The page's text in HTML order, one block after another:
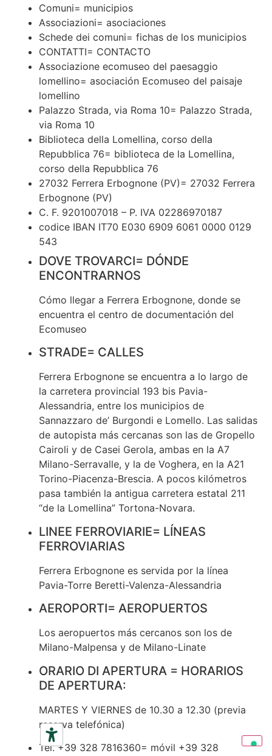
Comuni= municipios
Associazioni= asociaciones
Schede dei comuni= fichas de los municipios
CONTATTI= CONTACTO
Associazione ecomuseo del paesaggio
lomellino= asociación Ecomuseo del paisaje
lomellino
Palazzo Strada, via Roma 10= Palazzo Strada,
via Roma 10
Biblioteca della Lomellina, corso della
Repubblica 76= biblioteca de la Lomellina,
corso della Repubblica 76
27032 Ferrera Erbognone (PV)= 27032 Ferrera
Erbognone (PV)
C. F. 9201007018 – P. IVA 02286970187
codice IBAN IT70 E030 6909 6061 0000 0129
543
DOVE TROVARCI= DÓNDE
ENCONTRARNOS
Cómo llegar a Ferrera Erbognone, donde se
encuentra el centro de documentación del
Ecomuseo
STRADE= CALLES
Ferrera Erbognone se encuentra a lo largo de
la carretera provincial 193 bis Pavia-
Alessandria, entre los municipios de
Sannazzaro de’ Burgondi e Lomello. Las salidas
de autopista más cercanas son las de Gropello
Cairoli y de Casei Gerola, ambas en la A7
Milano-Serravalle, y la de Voghera, en la A21
Torino-Piacenza-Brescia. A pocos kilómetros
pasa también la antigua carretera estatal 211
“de la Lomellina” Tortona-Novara.
LINEE FERROVIARIE= LÍNEAS
FERROVIARIAS
Ferrera Erbognone es servida por la línea
Pavia-Torre Beretti-Valenza-Alessandria
AEROPORTI= AEROPUERTOS
Los aeropuertos más cercanos son los de
Milano-Malpensa y de Milano-Linate
ORARIO DI APERTURA = HORARIOS
DE APERTURA:
MARTES Y VIERNES de 10.30 a 12.30 (previa
reserva telefónica)
Tel. +39 328 7816360= móvil +39 328